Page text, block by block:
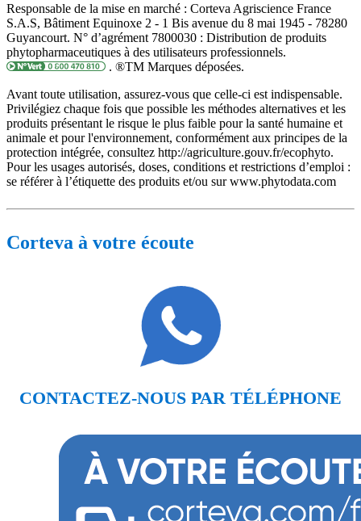
Responsable de la mise en marché : Corteva Agriscience France
S.A.S, Bâtiment Equinoxe 2 - 1 Bis avenue du 8 mai 1945 - 78280
Guyancourt. N° d’agrément 7800030 : Distribution de produits
phytopharmaceutiques à des utilisateurs professionnels.
. ®TM Marques déposées.
Avant toute utilisation, assurez-vous que celle-ci est indispensable.
Privilégiez chaque fois que possible les méthodes alternatives et les
produits présentant le risque le plus faible pour la santé humaine et
animale et pour l'environnement, conformément aux principes de la
protection intégrée, consultez http://agriculture.gouv.fr/ecophyto.
Pour les usages autorisés, doses, conditions et restrictions d’emploi :
se référer à l’étiquette des produits et/ou sur www.phytodata.com
Corteva à votre écoute
CONTACTEZ-NOUS PAR TÉLÉPHONE